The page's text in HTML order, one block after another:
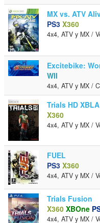
MX vs. ATV
PS3 X360
4x4, ATV y MX /
Excitebike:
WII
4x4, ATV y MX /
Trials HD XBLA
X360
4x4, ATV y MX /
FUEL
PS3 X360
4x4, ATV y MX /
Trials Fusion
X360 XBOne
4x4, ATV y MX /